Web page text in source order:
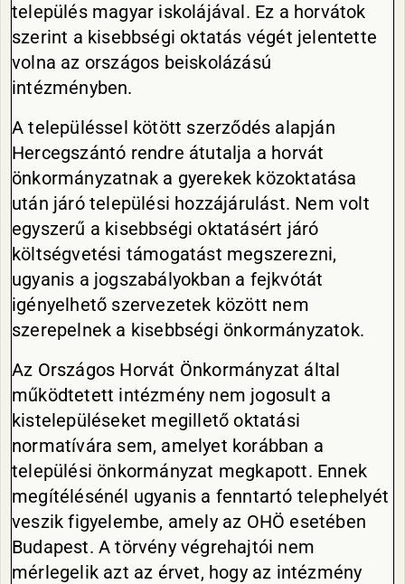
település magyar iskolájával. Ez a horvátok
szerint a kisebbségi oktatás végét jelentette
volna az országos beiskolázású
intézményben.
A településsel kötött szerződés alapján
Hercegszántó rendre átutalja a horvát
önkormányzatnak a gyerekek közoktatása
után járó települési hozzájárulást. Nem volt
egyszerű a kisebbségi oktatásért járó
költségvetési támogatást megszerezni,
ugyanis a jogszabályokban a fejkvótát
igényelhető szervezetek között nem
szerepelnek a kisebbségi önkormányzatok.
Az Országos Horvát Önkormányzat által
működtetett intézmény nem jogosult a
kistelepüléseket megillető oktatási
normatívára sem, amelyet korábban a
települési önkormányzat megkapott. Ennek
megítélésénél ugyanis a fenntartó telephelyét
veszik figyelembe, amely az OHÖ esetében
Budapest. A törvény végrehajtói nem
mérlegelik azt az érvet, hogy az intézmény